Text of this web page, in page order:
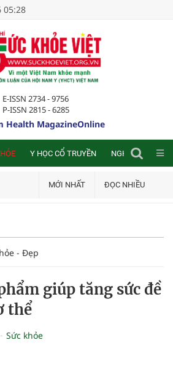
05:28
E-ISSN 2734 - 9756
P-ISSN 2815 - 6285
Health MagazineOnline
Y HỌC CỔ TRUYỀN NGHIÊN CỨU
MỚI NHẤT ĐỌC NHIỀU
- Đẹp
giúp tăng sức đề
thể
Sức khỏe